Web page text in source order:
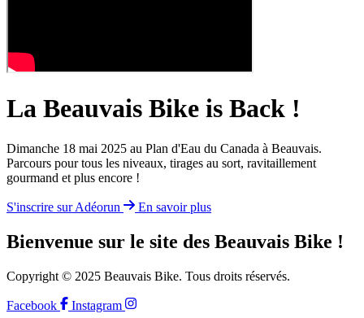
La Beauvais Bike is Back !
Dimanche 18 mai 2025 au Plan d'Eau du Canada à Beauvais.
Parcours pour tous les niveaux, tirages au sort, ravitaillement
gourmand et plus encore !
S'inscrire sur Adéorun En savoir plus
Bienvenue sur le site des Beauvais Bike !
Copyright © 2025 Beauvais Bike. Tous droits réservés.
Facebook Instagram